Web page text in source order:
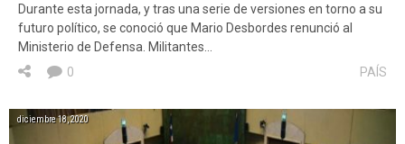
Durante esta jornada, y tras una serie de versiones en torno a su
futuro político, se conoció que Mario Desbordes renunció al
Ministerio de Defensa. Militantes…
PAÍS
0
diciembre 18, 2020